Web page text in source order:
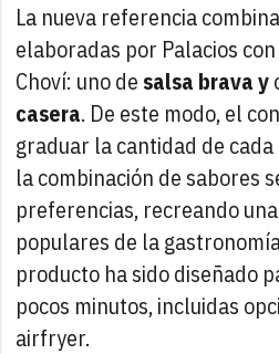
La nueva referencia
elaboradas por Palacios con
Choví: uno de salsa brava y
casera. De este modo, el
graduar la cantidad de
la combinación de sabores
preferencias, recreando
populares de la
producto ha sido diseñado
pocos minutos, incluidas
airfryer.